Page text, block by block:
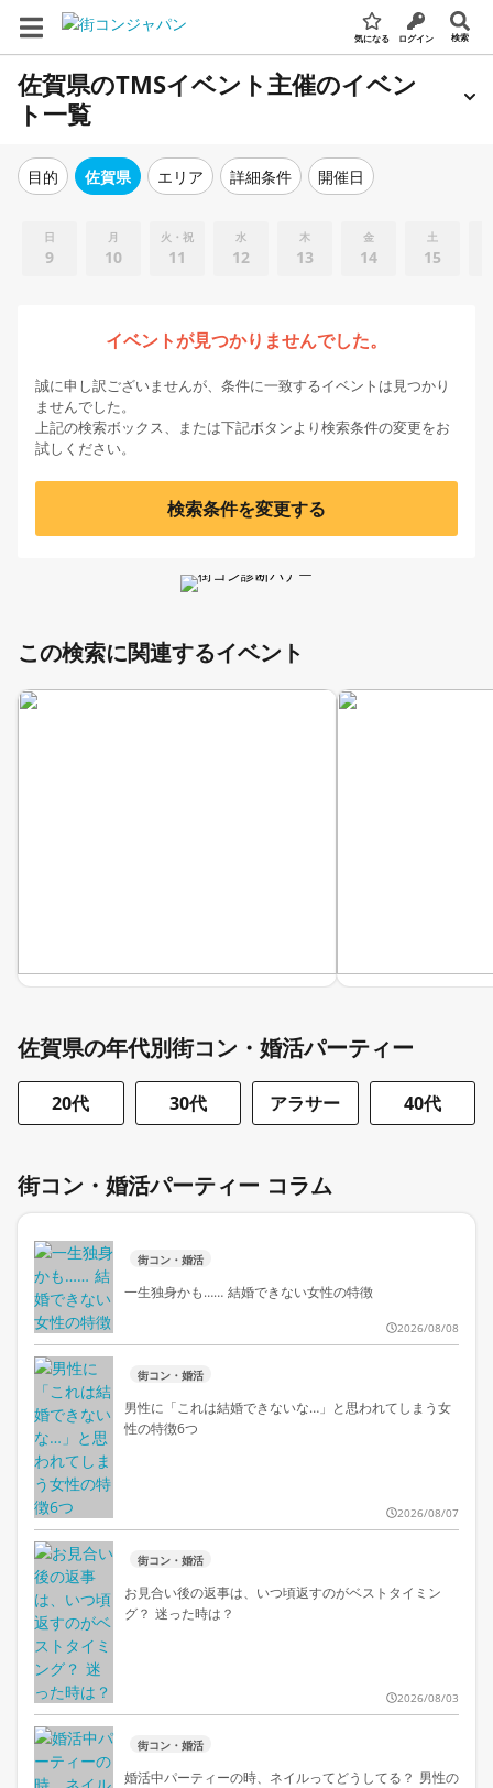
気になる ログイン 検索
佐賀県のTMSイベント主催のイベン
ト一覧
目的 佐賀県 エリア 詳細条件 開催日
日
9
月
10
火・祝
11
水
12
木
13
金
14
土
15
イベントが見つかりませんでした。
誠に申し訳ございませんが、条件に一致するイベントは見つかり
ませんでした。
上記の検索ボックス、または下記ボタンより検索条件の変更をお
試しください。
検索条件を変更する
この検索に関連するイベント
佐賀県の年代別街コン・婚活パーティー
20代 30代 アラサー 40代
街コン・婚活パーティー コラム
街コン・婚活
一生独身かも…… 結婚できない女性の特徴
2026/08/08
街コン・婚活
男性に「これは結婚できないな…」と思われてしまう女
性の特徴6つ
2026/08/07
街コン・婚活
お見合い後の返事は、いつ頃返すのがベストタイミン
グ？ 迷った時は？
2026/08/03
街コン・婚活
婚活中パーティーの時、ネイルってどうしてる？ 男性の